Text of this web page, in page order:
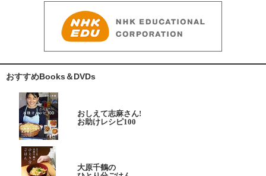
おすすめBooks＆DVDs
おしえて志麻さん!
お助けレシピ100
大原千鶴の